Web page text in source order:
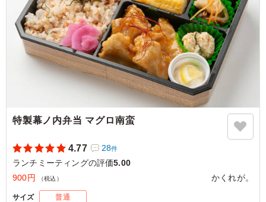
特製幕ノ内弁当 マグロ南蛮
4.77 28件
ランチミーティングの評価5.00
900円
（税込） かくれが。
サイズ 普通